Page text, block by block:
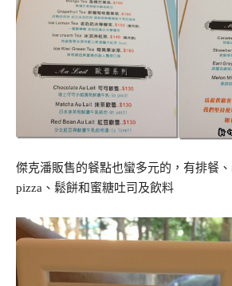
傑克潘販售的餐點也蠻多元的，有排餐
pizza、鬆餅和蜜糖吐司及飲料